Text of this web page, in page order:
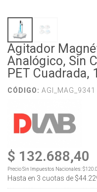
Agitador
Analógico, Sin
PET Cuadrada,
CÓDIGO: AGI_MAG_9341 |
$ 132.688,40
Precio Sin Impuestos Nacionales:
Hasta en 3 cuotas de